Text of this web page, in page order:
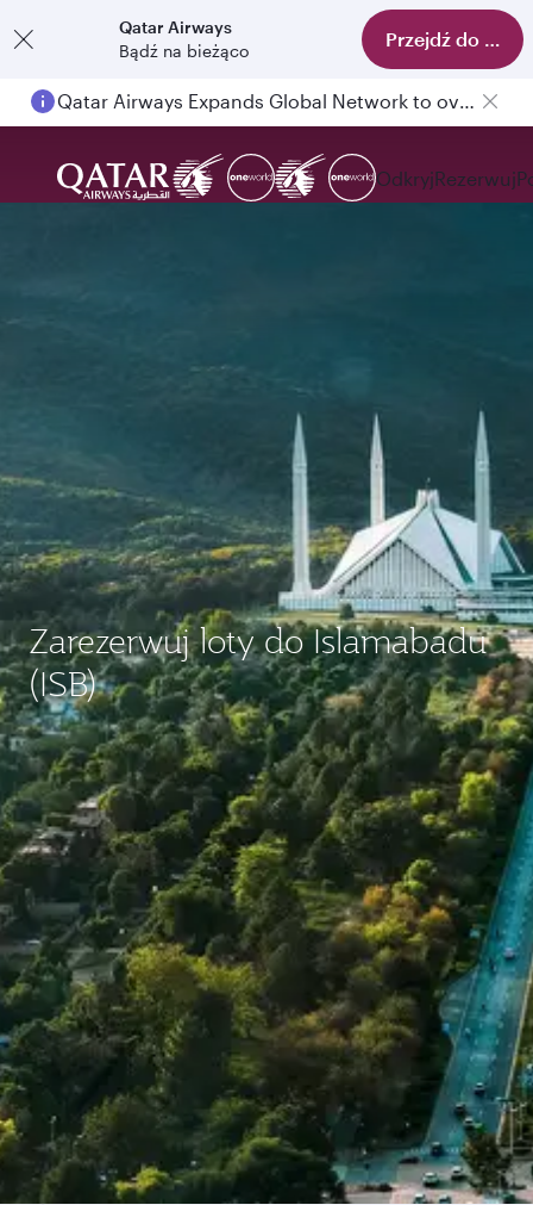
Qatar Airways
Bądź na bieżąco
Przejdź do
Qatar Airways Expands Global Network to over 160 Destinations
OdkryjRezerwuj
Zarezerwuj loty do Islamabadu
(ISB)